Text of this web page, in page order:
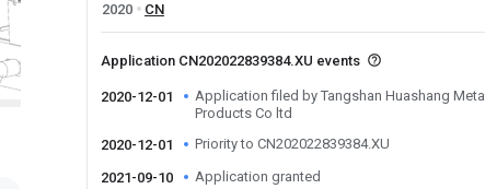
2020
CN
Application CN202022839384.XU events
2020-12-01
Application filed by Tangshan Huashang Metal
Products Co ltd
2020-12-01
Priority to CN202022839384.XU
2021-09-10 Application granted